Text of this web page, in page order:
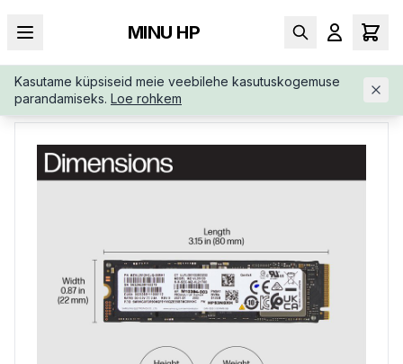
MINU HP
Kasutame küpsiseid meie veebilehe kasutuskogemuse
parandamiseks. Loe rohkem
AVALEHT / SSD / HP-512GB-PCIE-4X4-NVME-8C4X6AA